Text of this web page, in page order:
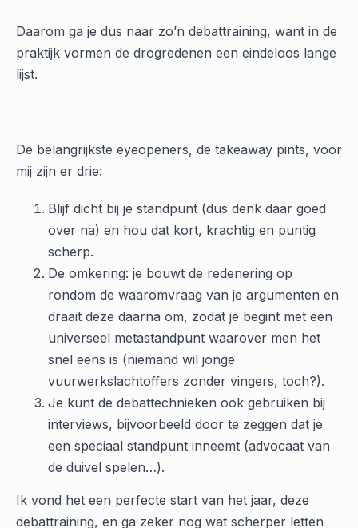
Daarom ga je dus naar zo’n debattraining, want in de
praktijk vormen de drogredenen een eindeloos lange
lijst.
De belangrijkste eyeopeners, de takeaway pints, voor
mij zijn er drie:
Blijf dicht bij je standpunt (dus denk daar goed
over na) en hou dat kort, krachtig en puntig
scherp.
De omkering: je bouwt de redenering op
rondom de waaromvraag van je argumenten en
draait deze daarna om, zodat je begint met een
universeel metastandpunt waarover men het
snel eens is (niemand wil jonge
vuurwerkslachtoffers zonder vingers, toch?).
Je kunt de debattechnieken ook gebruiken bij
interviews, bijvoorbeeld door te zeggen dat je
een speciaal standpunt inneemt (advocaat van
de duivel spelen…).
Ik vond het een perfecte start van het jaar, deze
debattraining, en ga zeker nog wat scherper letten